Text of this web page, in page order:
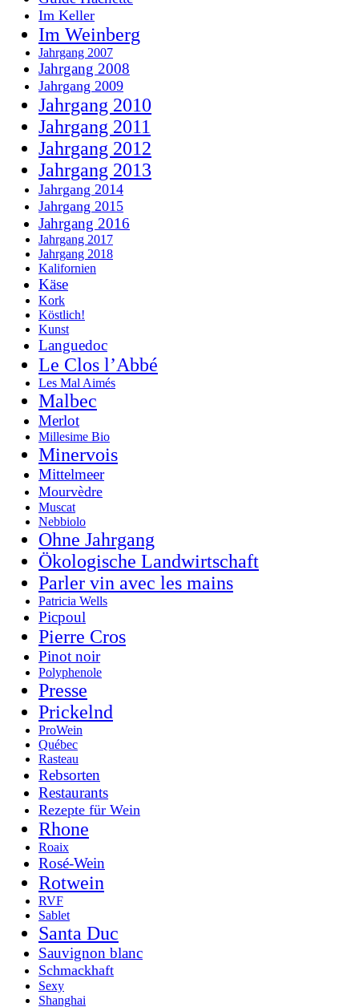
Im Keller
Im Weinberg
Jahrgang 2007
Jahrgang 2008
Jahrgang 2009
Jahrgang 2010
Jahrgang 2011
Jahrgang 2012
Jahrgang 2013
Jahrgang 2014
Jahrgang 2015
Jahrgang 2016
Jahrgang 2017
Jahrgang 2018
Kalifornien
Käse
Kork
Köstlich!
Kunst
Languedoc
Le Clos l’Abbé
Les Mal Aimés
Malbec
Merlot
Millesime Bio
Minervois
Mittelmeer
Mourvèdre
Muscat
Nebbiolo
Ohne Jahrgang
Ökologische Landwirtschaft
Parler vin avec les mains
Patricia Wells
Picpoul
Pierre Cros
Pinot noir
Polyphenole
Presse
Prickelnd
ProWein
Québec
Rasteau
Rebsorten
Restaurants
Rezepte für Wein
Rhone
Roaix
Rosé-Wein
Rotwein
RVF
Sablet
Santa Duc
Sauvignon blanc
Schmackhaft
Sexy
Shanghai